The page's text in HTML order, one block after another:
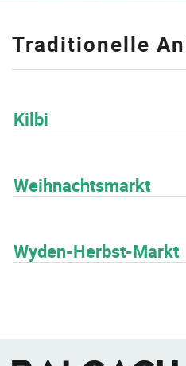
Traditionelle
Kilbi
Weihnachtsmarkt
Wyden-Herbst-Markt